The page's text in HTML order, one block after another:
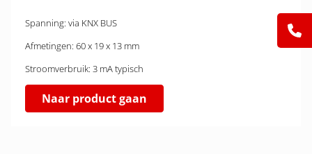
Spanning: via KNX BUS
Afmetingen: 60 x 19 x 13 mm
Stroomverbruik: 3 mA typisch
Naar product gaan